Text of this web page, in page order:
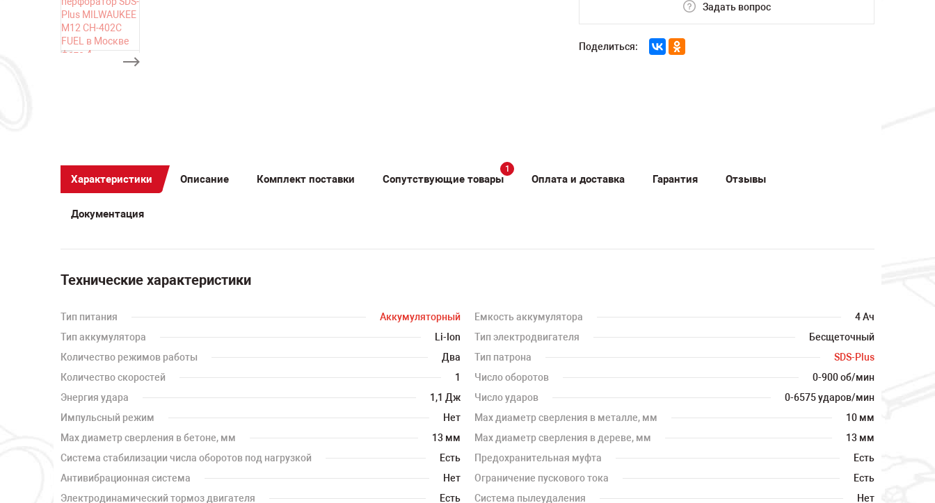
Задать вопрос
Поделиться:
Характеристики Описание Комплект поставки Сопутствующие товары
1
Оплата и доставка Гарантия Отзывы
Документация
Технические характеристики
Тип питания Аккумуляторный Емкость аккумулятора
4 Ач
Тип аккумулятора
Li-Ion Тип электродвигателя
Бесщеточный
Количество режимов работы
Два Тип патрона
SDS-Plus
Количество скоростей
1 Число оборотов
0-900 об/мин
Энергия удара
1,1 Дж Число ударов
0-6575 ударов/мин
Импульсный режим
Нет Мах диаметр сверления в металле, мм
10 мм
Мах диаметр сверления в бетоне, мм
13 мм Мах диаметр сверления в дереве, мм
13 мм
Система стабилизации числа оборотов под нагрузкой
Есть Предохранительная муфта
Есть
Антивибрационная система
Нет Ограничение пускового тока
Есть
Электродинамический тормоз двигателя
Есть Система пылеудаления
Нет